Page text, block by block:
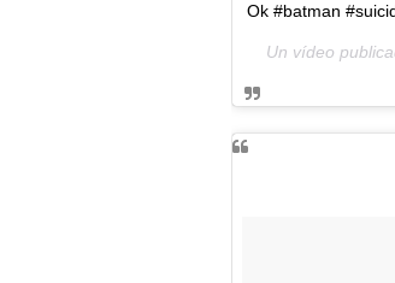
Ok #batman
Un vídeo